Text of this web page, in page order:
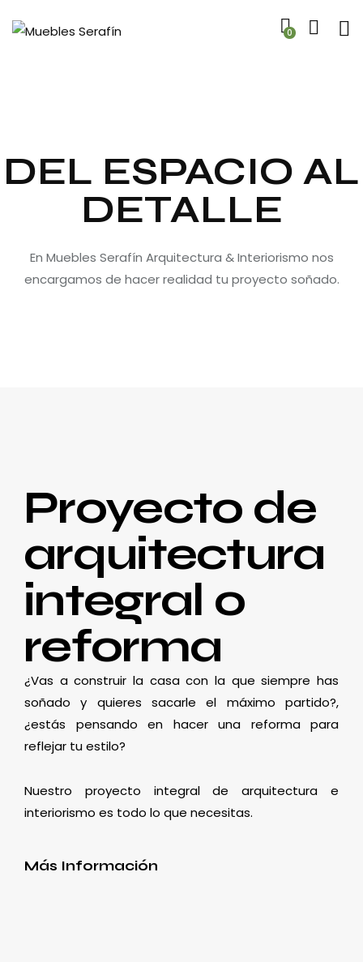
0
DEL ESPACIO AL
DETALLE
En Muebles Serafín Arquitectura & Interiorismo nos
encargamos de hacer realidad tu proyecto soñado.
Proyecto de
arquitectura
integral o
reforma
¿Vas a construir la casa con la que siempre has
soñado y quieres sacarle el máximo partido?,
¿estás pensando en hacer una reforma para
reflejar tu estilo?
Nuestro proyecto integral de arquitectura e
interiorismo es todo lo que necesitas.
Más Información